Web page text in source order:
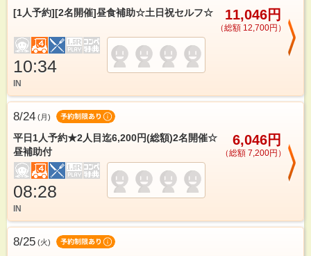
[1人予約][2名開催]昼食補助☆土日祝セルフ☆ 11,046円
（総額 12,700円）
10:34
IN
8/24 (月)
平日1人予約★2人目迄6,200円(総額)2名開催☆
昼補助付
6,046円
（総額 7,200円）
08:28
IN
8/25 (火)